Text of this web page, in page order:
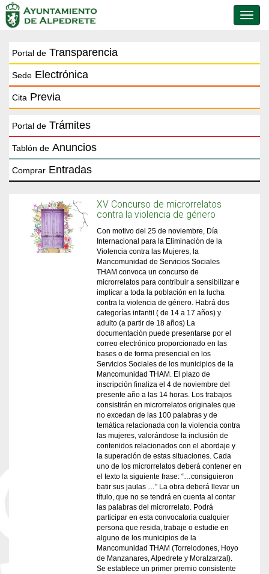
de
Portal de Transparencia
Sede Electrónica
Cita Previa
Portal de Trámites
Tablón de Anuncios
Comprar Entradas
XV Concurso de microrrelatos
contra la violencia de género
Con motivo del 25 de noviembre, Día
Internacional para la Eliminación de la
Violencia contra las Mujeres, la
Mancomunidad de Servicios Sociales
THAM convoca un concurso de
microrrelatos para contribuir a sensibilizar e
implicar a toda la población en la lucha
contra la violencia de género. Habrá dos
categorías infantil ( de 14 a 17 años) y
adulto (a partir de 18 años) La
documentación puede presentarse por el
correo electrónico proporcionado en las
bases o de forma presencial en los
Servicios Sociales de los municipios de la
Mancomunidad THAM. El plazo de
inscripción finaliza el 4 de noviembre del
presente año a las 14 horas. Los trabajos
consistirán en microrrelatos originales que
no excedan de las 100 palabras y de
temática relacionada con la violencia contra
las mujeres, valorándose la inclusión de
contenidos relacionados con el abordaje y
la superación de estas situaciones. Cada
uno de los microrrelatos deberá contener en
el texto la siguiente frase: “…consiguieron
batir sus jaulas …” La obra deberá llevar un
título, que no se tendrá en cuenta al contar
las palabras del microrrelato. Podrá
participar en esta convocatoria cualquier
persona que resida, trabaje o estudie en
alguno de los municipios de la
Mancomunidad THAM (Torrelodones, Hoyo
de Manzanares, Alpedrete y Moralzarzal).
Se establece un primer premio consistente